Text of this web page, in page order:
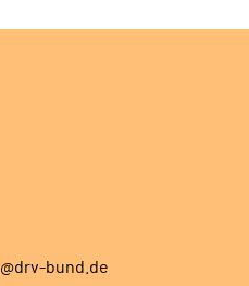
bund.de